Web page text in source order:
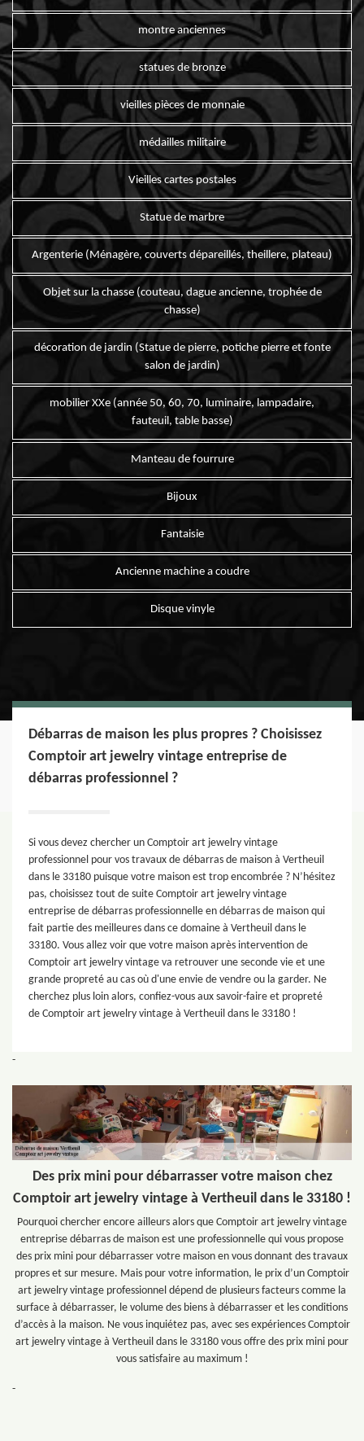
montre anciennes
statues de bronze
vieilles pièces de monnaie
médailles militaire
Vieilles cartes postales
Statue de marbre
Argenterie (Ménagère, couverts dépareillés, theillere, plateau)
Objet sur la chasse (couteau, dague ancienne, trophée de
chasse)
décoration de jardin (Statue de pierre, potiche pierre et fonte
salon de jardin)
mobilier XXe (année 50, 60, 70, luminaire, lampadaire,
fauteuil, table basse)
Manteau de fourrure
Bijoux
Fantaisie
Ancienne machine a coudre
Disque vinyle
Débarras de maison les plus propres ? Choisissez
Comptoir art jewelry vintage entreprise de
débarras professionnel ?
Si vous devez chercher un Comptoir art jewelry vintage
professionnel pour vos travaux de débarras de maison à Vertheuil
dans le 33180 puisque votre maison est trop encombrée ? N’hésitez
pas, choisissez tout de suite Comptoir art jewelry vintage
entreprise de débarras professionnelle en débarras de maison qui
fait partie des meilleures dans ce domaine à Vertheuil dans le
33180. Vous allez voir que votre maison après intervention de
Comptoir art jewelry vintage va retrouver une seconde vie et une
grande propreté au cas où d'une envie de vendre ou la garder. Ne
cherchez plus loin alors, confiez-vous aux savoir-faire et propreté
de Comptoir art jewelry vintage à Vertheuil dans le 33180 !
-
Des prix mini pour débarrasser votre maison chez
Comptoir art jewelry vintage à Vertheuil dans le 33180 !
Pourquoi chercher encore ailleurs alors que Comptoir art jewelry vintage
entreprise débarras de maison est une professionnelle qui vous propose
des prix mini pour débarrasser votre maison en vous donnant des travaux
propres et sur mesure. Mais pour votre information, le prix d’un Comptoir
art jewelry vintage professionnel dépend de plusieurs facteurs comme la
surface à débarrasser, le volume des biens à débarrasser et les conditions
d’accès à la maison. Ne vous inquiétez pas, avec ses expériences Comptoir
art jewelry vintage à Vertheuil dans le 33180 vous offre des prix mini pour
vous satisfaire au maximum !
-